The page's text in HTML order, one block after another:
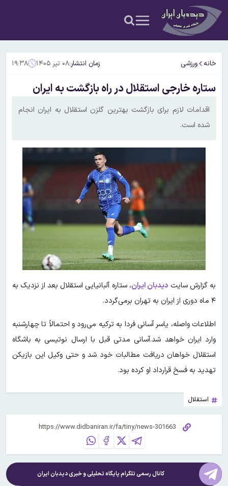
خانه ورزشی زمان انتشار:۰۸ تیر ۱۴۰۵ ۱۹:۳۸
ستاره خارجی استقلال در راه بازگشت به ایران
اقدامات لازم برای بازگشت بهترین گلزن استقلال به ایران انجام
شده است‌.
به گزارش سایت دیدبان ایران، ستاره آلبانیایی استقلال بعد از نزدیک به
۴ ماه دوری از ایران به تهران برمی‌گردد.
اطلاعات واصله، یاسر آسانی فردا به ترکیه می‌رود و احتمالاً تا چهارشنبه
وارد ایران خواهد شد.آسانی مدتی قبل با ارسال نوتیسی به باشگاه
استقلال خواهان دریافت مطالبات خود شد و حتی وکیل این بازیکن
تهدید به فسخ قرارداد او کرده بود.
استقلال
کانال رسمی تلگرام پایگاه تحلیلی و خبریدیدبان ایران